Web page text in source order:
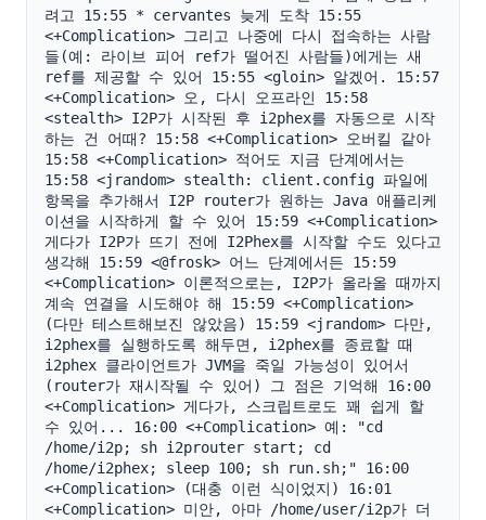
려고 15:55 * cervantes 늦게 도착 15:55
<+Complication> 그리고 나중에 다시 접속하는 사람
들(예: 라이브 피어 ref가 떨어진 사람들)에게는 새
ref를 제공할 수 있어 15:55 <gloin> 알겠어. 15:57
<+Complication> 오, 다시 오프라인 15:58
<stealth> I2P가 시작된 후 i2phex를 자동으로 시작
하는 건 어때? 15:58 <+Complication> 오버킬 같아
15:58 <+Complication> 적어도 지금 단계에서는
15:58 <jrandom> stealth: client.config 파일에
항목을 추가해서 I2P router가 원하는 Java 애플리케
이션을 시작하게 할 수 있어 15:59 <+Complication>
게다가 I2P가 뜨기 전에 I2Phex를 시작할 수도 있다고
생각해 15:59 <@frosk> 어느 단계에서든 15:59
<+Complication> 이론적으로는, I2P가 올라올 때까지
계속 연결을 시도해야 해 15:59 <+Complication>
(다만 테스트해보진 않았음) 15:59 <jrandom> 다만,
i2phex를 실행하도록 해두면, i2phex를 종료할 때
i2phex 클라이언트가 JVM을 죽일 가능성이 있어서
(router가 재시작될 수 있어) 그 점은 기억해 16:00
<+Complication> 게다가, 스크립트로도 꽤 쉽게 할
수 있어... 16:00 <+Complication> 예: "cd
/home/i2p; sh i2prouter start; cd
/home/i2phex; sleep 100; sh run.sh;" 16:00
<+Complication> (대충 이런 식이었지) 16:01
<+Complication> 미안, 아마 /home/user/i2p가 더